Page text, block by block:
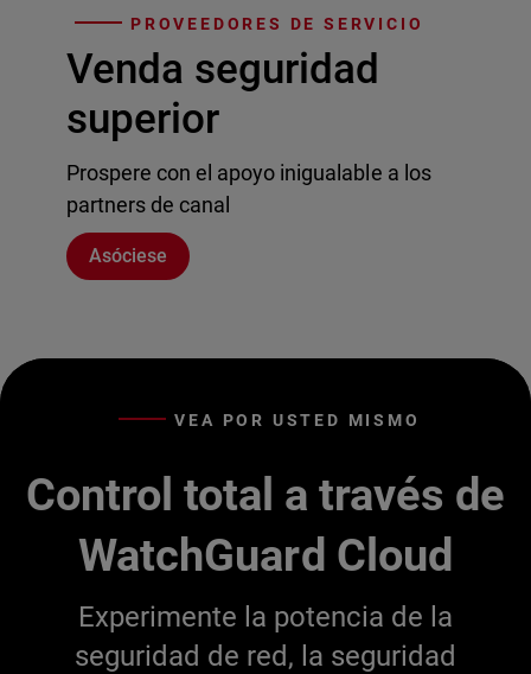
PROVEEDORES DE SERVICIO
Venda seguridad
superior
Prospere con el apoyo inigualable a los
partners de canal
Asóciese
VEA POR USTED MISMO
Control total a través de
WatchGuard Cloud
Experimente la potencia de la
seguridad de red, la seguridad